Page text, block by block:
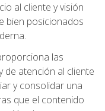
al cliente y visión
bien posicionados
las
de atención al cliente
y consolidar una
que el contenido